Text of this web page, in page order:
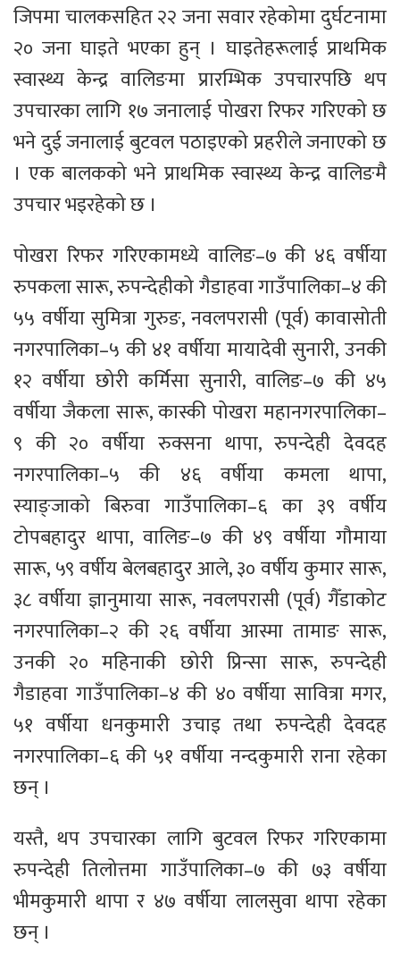
जिपमा चालकसहित २२ जना सवार रहेकोमा दुर्घटनामा
२० जना घाइते भएका हुन् । घाइतेहरूलाई प्राथमिक
स्वास्थ्य केन्द्र वालिङमा प्रारम्भिक उपचारपछि थप
उपचारका लागि १७ जनालाई पोखरा रिफर गरिएको छ
भने दुई जनालाई बुटवल पठाइएको प्रहरीले जनाएको छ
। एक बालकको भने प्राथमिक स्वास्थ्य केन्द्र वालिङमै
उपचार भइरहेको छ ।
पोखरा रिफर गरिएकामध्ये वालिङ–७ की ४६ वर्षीया
रुपकला सारू, रुपन्देहीको गैडाहवा गाउँपालिका–४ की
५५ वर्षीया सुमित्रा गुरुङ, नवलपरासी (पूर्व) कावासोती
नगरपालिका–५ की ४१ वर्षीया मायादेवी सुनारी, उनकी
१२ वर्षीया छोरी कर्मिसा सुनारी, वालिङ–७ की ४५
वर्षीया जैकला सारू, कास्की पोखरा महानगरपालिका–
९ की २० वर्षीया रुक्सना थापा, रुपन्देही देवदह
नगरपालिका–५ की ४६ वर्षीया कमला थापा,
स्याङ्जाको बिरुवा गाउँपालिका–६ का ३९ वर्षीय
टोपबहादुर थापा, वालिङ–७ की ४९ वर्षीया गौमाया
सारू, ५९ वर्षीय बेलबहादुर आले, ३० वर्षीय कुमार सारू,
३८ वर्षीया ज्ञानुमाया सारू, नवलपरासी (पूर्व) गैँडाकोट
नगरपालिका–२ की २६ वर्षीया आस्मा तामाङ सारू,
उनकी २० महिनाकी छोरी प्रिन्सा सारू, रुपन्देही
गैडाहवा गाउँपालिका–४ की ४० वर्षीया सावित्रा मगर,
५१ वर्षीया धनकुमारी उचाइ तथा रुपन्देही देवदह
नगरपालिका–६ की ५१ वर्षीया नन्दकुमारी राना रहेका
छन् ।
यस्तै, थप उपचारका लागि बुटवल रिफर गरिएकामा
रुपन्देही तिलोत्तमा गाउँपालिका–७ की ७३ वर्षीया
भीमकुमारी थापा र ४७ वर्षीया लालसुवा थापा रहेका
छन् ।